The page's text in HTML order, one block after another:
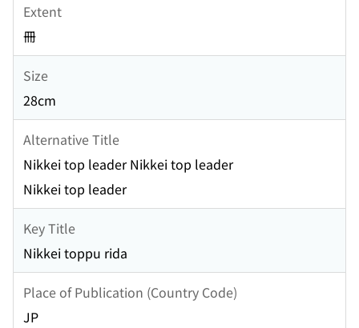
Extent
冊
Size
28cm
Alternative Title
Nikkei top leader Nikkei top leader
Nikkei top leader
Key Title
Nikkei toppu rida
Place of Publication (Country Code)
JP